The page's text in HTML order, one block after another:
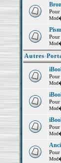
Pour
Pour
Autres
Pour
Pour
Pour